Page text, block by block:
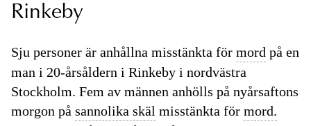
Rinkeby
Sju personer är anhållna misstänkta för mord på en
man i 20-årsåldern i Rinkeby i nordvästra
Stockholm. Fem av männen anhölls på nyårsaftons
morgon på sannolika skäl misstänkta för mord.